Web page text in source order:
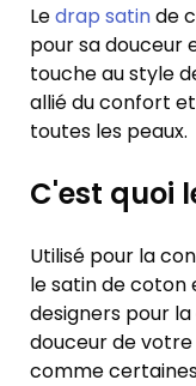
Ledrap satinde
pour sa douceur
touche au style
allié du confort
toutes les peaux.
C'est quoi
Utilisé pour la
le satin de coton
designers pour
douceur de
comme